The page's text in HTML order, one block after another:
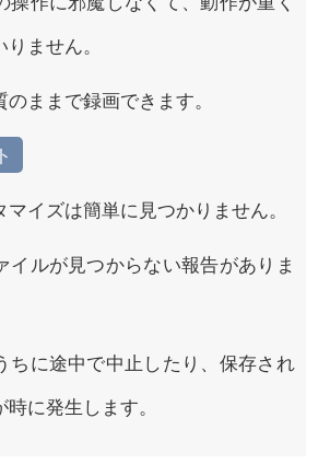
ません。
ままで録画できます。
イズは簡単に見つかりません。
イルが見つからない報告がありま
ちに途中で中止したり、保存され
に発生します。